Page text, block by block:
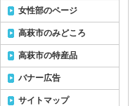
女性部のページ
高萩市のみどころ
高萩市の特産品
バナー広告
サイトマップ